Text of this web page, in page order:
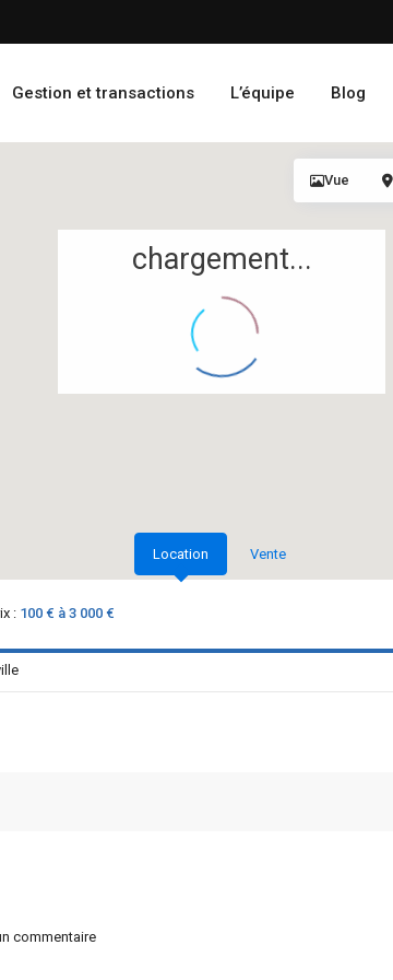
Gestion et transactions L’équipe Blog
chargement...
Vue
Location Vente
: 100 € à 3 000 €
commentaire